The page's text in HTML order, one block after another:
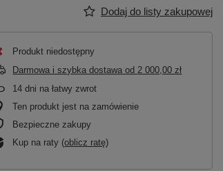
Dodaj do listy zakupowej
Produkt niedostępny
Darmowa i szybka dostawa od2 000,00 zł
14 dni na łatwy zwrot
Ten produkt jest na zamówienie
Bezpieczne zakupy
Kup na raty (oblicz ratę)